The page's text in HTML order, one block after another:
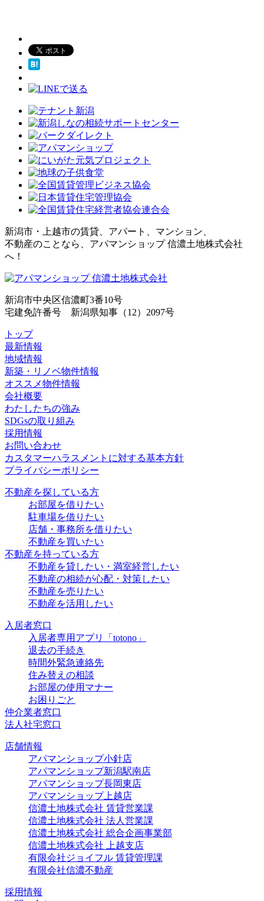
新潟市・上越市の賃貸、アパート、マンション、
不動産のことなら、アパマンショップ 信濃土地株式会社
へ！
新潟市中央区信濃町3番10号
宅建免許番号 新潟県知事（12）2097号
トップ
最新情報
地域情報
新築・リノベ物件情報
オススメ物件情報
会社概要
わたしたちの強み
SDGsの取り組み
採用情報
お問い合わせ
カスタマーハラスメントに対する基本方針
プライバシーポリシー
不動産を探している方
お部屋を借りたい
駐車場を借りたい
店舗・事務所を借りたい
不動産を買いたい
不動産を持っている方
不動産を貸したい・満室経営したい
不動産の相続が心配・対策したい
不動産を売りたい
不動産を活用したい
入居者窓口
入居者専用アプリ「totono」
退去の手続き
時間外緊急連絡先
住み替えの相談
お部屋の使用マナー
お困りごと
仲介業者窓口
法人社宅窓口
店舗情報
アパマンショップ小針店
アパマンショップ新潟駅南店
アパマンショップ長岡東店
アパマンショップ上越店
信濃土地株式会社 賃貸営業課
信濃土地株式会社 法人営業課
信濃土地株式会社 総合企画事業部
信濃土地株式会社 上越支店
有限会社ジョイフル 賃貸管理課
有限会社信濃不動産
採用情報